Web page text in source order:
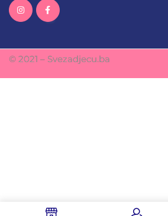
© 2021 – Svezadjecu.ba